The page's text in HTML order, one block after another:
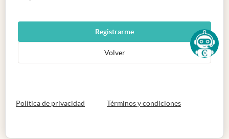
Registrarme
Volver
Política de privacidad abre en nueva pestaña
Términos y condicionesabre en nueva